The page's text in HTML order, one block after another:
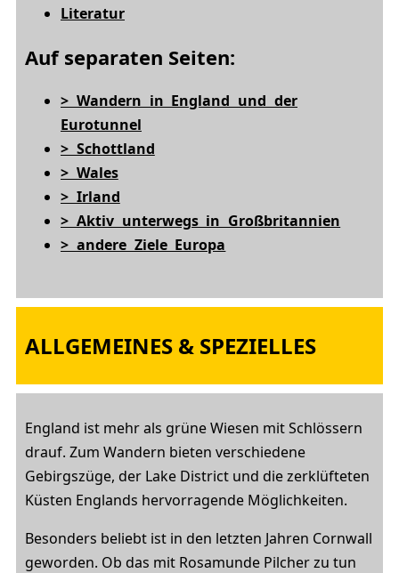
Literatur
Auf separaten Seiten:
> Wandern in England und der
Eurotunnel
> Schottland
> Wales
> Irland
> Aktiv unterwegs in Großbritannien
> andere Ziele Europa
ALLGEMEINES & SPEZIELLES
England ist mehr als grüne Wiesen mit Schlössern
drauf. Zum Wandern bieten verschiedene
Gebirgszüge, der Lake District und die zerklüfteten
Küsten Englands hervorragende Möglichkeiten.
Besonders beliebt ist in den letzten Jahren Cornwall
geworden. Ob das mit Rosamunde Pilcher zu tun